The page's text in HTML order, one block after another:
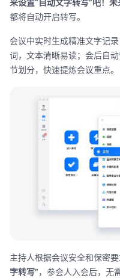
来设置“自动文字转写”吧！
都将自动开启转写。
会议中实时生成精准文字记
词，文本清晰易读；会后自
节划分，快速提炼会议重点。
主持人根据会议安全和保密要
字转写”，参会人入会后，无